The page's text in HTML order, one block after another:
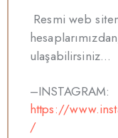
Resmi web
ulaşabilirsiniz…
–INSTAGRAM:
https://
/